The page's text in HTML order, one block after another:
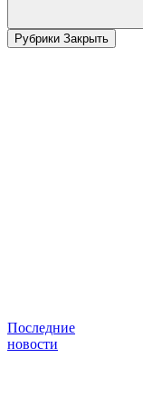
Рубрики Закрыть
Последние
новости